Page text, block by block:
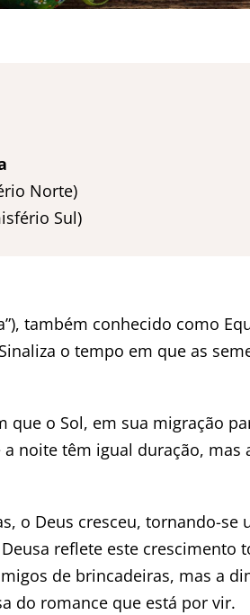
Norte)
Sul)
também conhecido como
o tempo em que as
que o Sol, em sua migração
noite têm igual duração,
o Deus cresceu, tornando-
reflete este crescimento
de brincadeiras, mas a
do romance que está por vir.